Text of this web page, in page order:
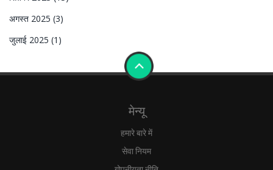
अगस्त 2025 (3)
जुलाई 2025 (1)
मेन्यू
हमारे बारे में
सेवा नियम